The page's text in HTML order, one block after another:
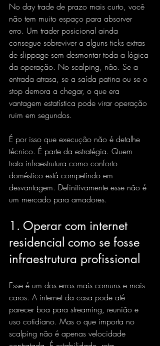
No day trade de prazo mais curto, você
não tem muito espaço para absorver
erro. Um trader posicional ainda
consegue sobreviver a alguns ticks extras
de slippage sem desmontar toda a lógica
da operação. No scalping, não. Se a
entrada atrasa, se a saída patina ou se o
stop demora a chegar, o que era
vantagem estatística pode virar operação
ruim em segundos.
É por isso que execução não é detalhe
técnico. É parte da estratégia. Quem
trata infraestrutura como conforto
doméstico está competindo em
desvantagem. Definitivamente esse não é
um mercado para amadores.
1. Operar com internet
residencial como se fosse
infraestrutura profissional
Esse é um dos erros mais comuns e mais
caros. A internet da casa pode até
parecer boa para streaming, reunião e
uso cotidiano. Mas o que importa no
scalping não é apenas velocidade